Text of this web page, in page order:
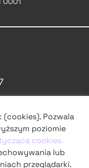
Pozwala
poziomie
cookies.
lub
przeglądarki.